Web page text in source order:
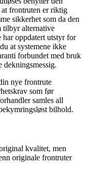
frontruten er riktig
sikkerhet som da den
tilbyr alternative
oppdatert utstyr for
at systemene ikke
forbundet med bruk
nye frontrute
som før
samles all
bilhold.
kvalitet, men
originale frontruter